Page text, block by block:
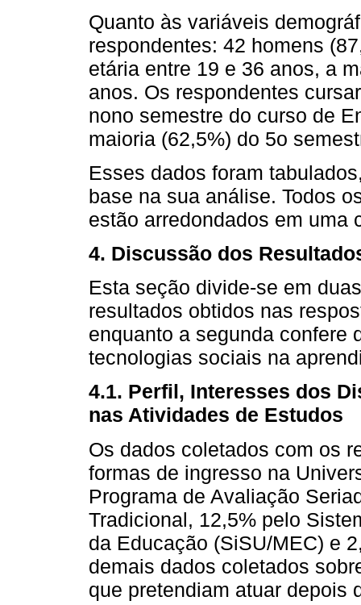
Quanto às variáveis
respondentes: 42 homens
etária entre 19 e 36 anos, a
anos. Os respondentes
nono semestre do curso de
maioria (62,5%) do 5o
Esses dados foram
base na sua análise. Todos
estão arredondados em uma
4. Discussão dos
Esta seção divide-se em
resultados obtidos nas
enquanto a segunda confere
tecnologias sociais na
4.1. Perfil, Interesses dos
nas Atividades de Estudos
Os dados coletados com os
formas de ingresso na
Programa de Avaliação
Tradicional, 12,5% pelo
da Educação (SiSU/MEC) e
demais dados coletados
que pretendiam atuar depois